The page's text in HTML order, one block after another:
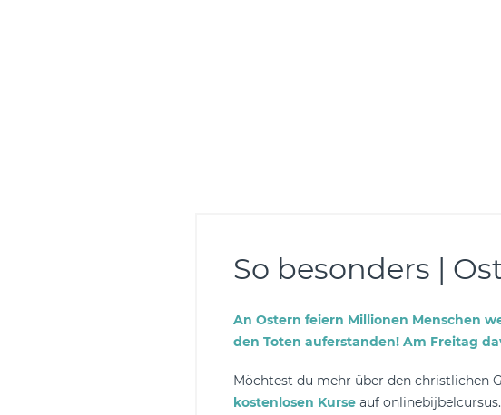
So besonders |
An Ostern feiern Millionen Menschen
den Toten auferstanden! Am Freitag
Möchtest du mehr über den christlichen
kostenlosen Kurseauf